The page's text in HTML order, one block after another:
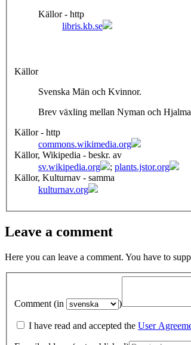
Källor - http
libris.kb.se
Källor
Svenska Män och Kvinnor.
Brev växling mellan Nyman och
Källor - http
commons.wikimedia.org
Källor, Wikipedia - beskr. av
sv.wikipedia.org
; plants.jstor.org
Källor, Kulturnav - samma
kulturnav.org
Leave a comment
Here you can leave a comment. You have to
Comment (in )
I have read and accepted the User